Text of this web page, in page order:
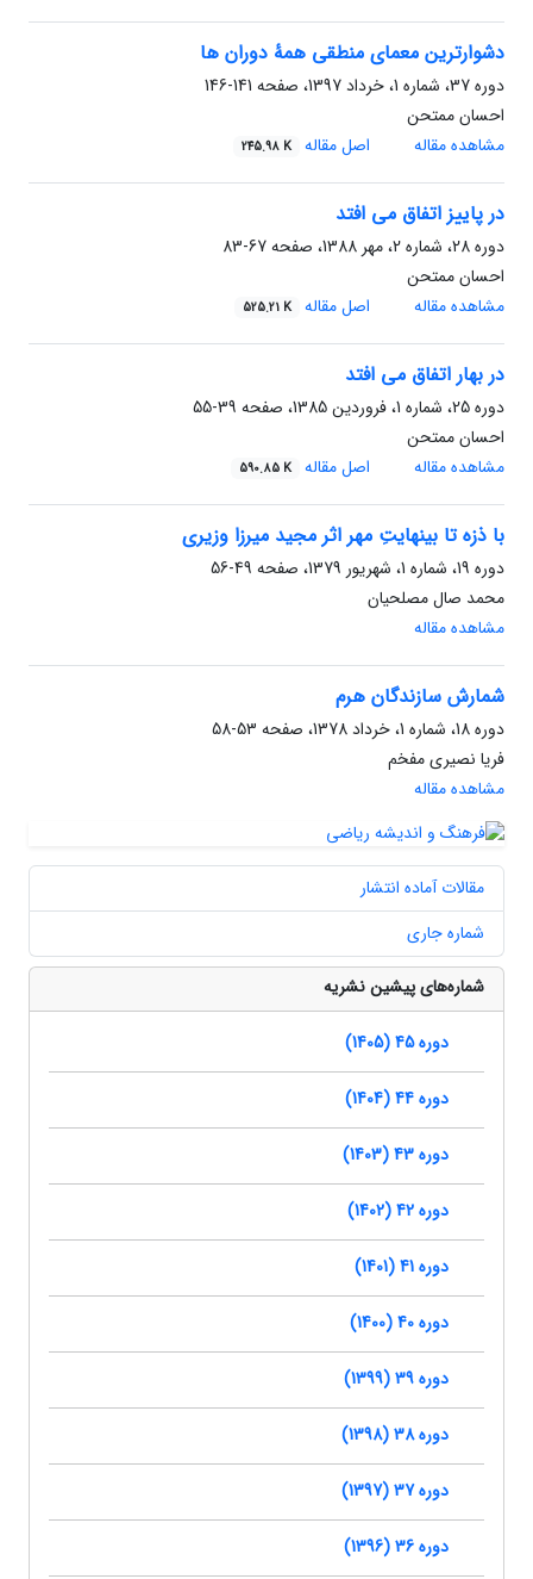
دشوارترین معمای منطقی همۀ دوران ها
دوره 37، شماره 1، خرداد 1397، صفحه
141-146
احسان ممتحن
مشاهده مقاله
اصل مقاله 245.98 K
در پاییز اتفاق می افتد
دوره 28، شماره 2، مهر 1388، صفحه
67-83
احسان ممتحن
مشاهده مقاله
اصل مقاله 525.21 K
در بهار اتفاق می افتد
دوره 25، شماره 1، فروردین 1385، صفحه
39-55
احسان ممتحن
مشاهده مقاله
اصل مقاله 590.85 K
با ذزه تا بینهایتِ مهر اثر مجید میرزا وزیری
دوره 19، شماره 1، شهریور 1379، صفحه
49-56
محمد صال مصلحیان
مشاهده مقاله
شمارش سازندگان هرم
دوره 18، شماره 1، خرداد 1378، صفحه
53-58
فریا نصیری مفخم
مشاهده مقاله
مقالات آماده انتشار
شماره جاری
شماره‌های پیشین نشریه
دوره 45 (1405)
دوره 44 (1404)
دوره 43 (1403)
دوره 42 (1402)
دوره 41 (1401)
دوره 40 (1400)
دوره 39 (1399)
دوره 38 (1398)
دوره 37 (1397)
دوره 36 (1396)